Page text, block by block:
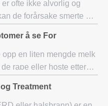
ofte ikke alvorlig og
de forårsake smerte og
i
å se For
opp en liten mengde melk
rape eller hoste etter
Treatment